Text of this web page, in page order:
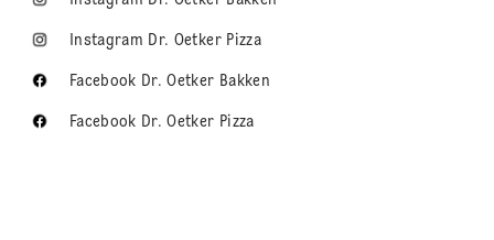
Instagram Dr. Oetker Pizza
Facebook Dr. Oetker Bakken
Facebook Dr. Oetker Pizza